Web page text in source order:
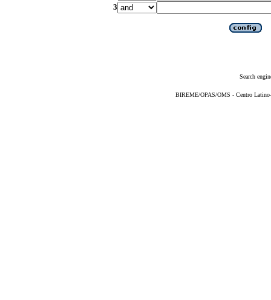
3
Search
BIREME/OPAS/OMS - Centro Latino-